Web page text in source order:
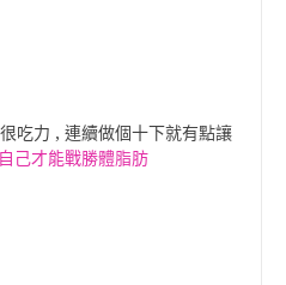
吃力 , 連續做個十下就有點讓
己才能戰勝體脂肪